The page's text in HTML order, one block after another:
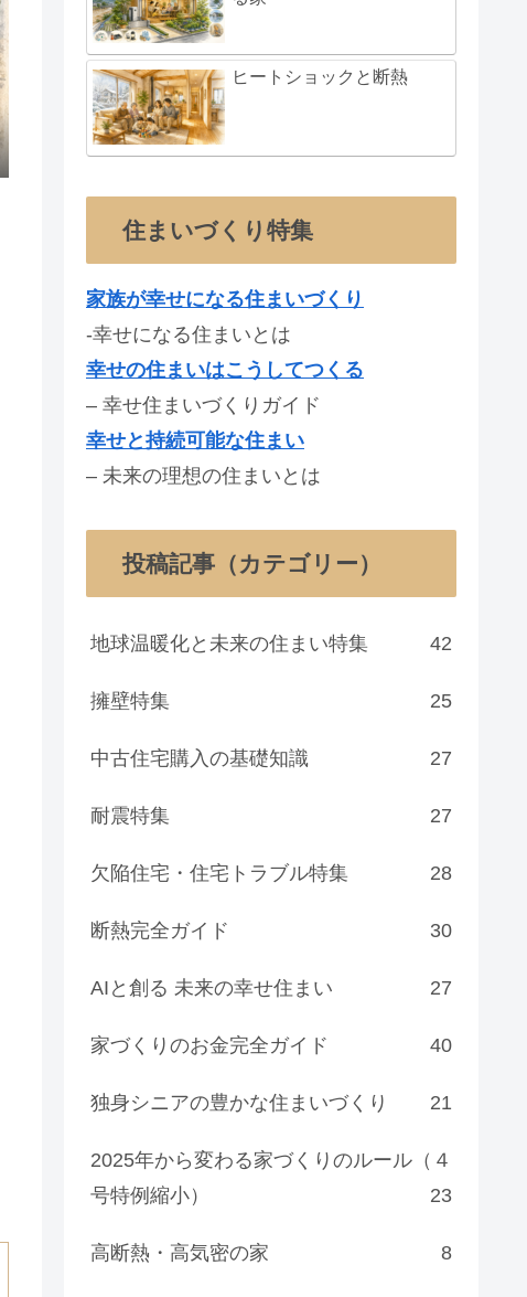
ヒートショックと断熱
住まいづくり特集
家族が幸せになる住まいづくり
-幸せになる住まいとは
幸せの住まいはこうしてつくる
– 幸せ住まいづくりガイド
幸せと持続可能な住まい
– 未来の理想の住まいとは
投稿記事（カテゴリー）
地球温暖化と未来の住まい特集 42
擁壁特集 25
中古住宅購入の基礎知識 27
耐震特集 27
欠陥住宅・住宅トラブル特集 28
断熱完全ガイド 30
AIと創る 未来の幸せ住まい 27
家づくりのお金完全ガイド 40
独身シニアの豊かな住まいづくり 21
2025年から変わる家づくりのルール（４
号特例縮小）
23
高断熱・高気密の家 8